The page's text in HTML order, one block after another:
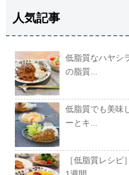
人気記事
低脂質なハヤシ
の脂質...
低脂質でも美味
ーとキ...
［低脂質レシ